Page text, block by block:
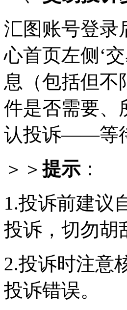
汇图账号登录
心首页左侧 ‘
息（包括但不
件是否需要
认投诉——等
＞＞提示：
1.投诉前建议
投诉，切勿胡
2.投诉时注意
投诉错误。